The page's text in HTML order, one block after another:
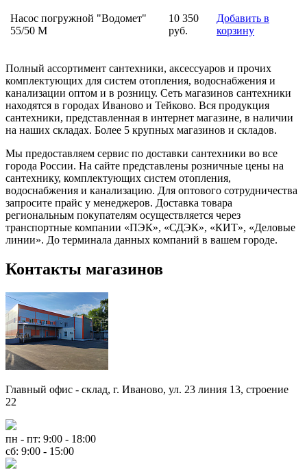
Насос погружной "Водомет"
55/50 М
10 350
руб.
Добавить в
корзину
Полный ассортимент сантехники, аксессуаров и прочих
комплектующих для систем отопления, водоснабжения и
канализации оптом и в розницу. Сеть магазинов сантехники
находятся в городах Иваново и Тейково. Вся продукция
сантехники, представленная в интернет магазине, в наличии
на наших складах. Более 5 крупных магазинов и складов.
Мы предоставляем сервис по доставки сантехники во все
города России. На сайте представлены розничные цены на
сантехнику, комплектующих систем отопления,
водоснабжения и канализацию. Для оптового сотрудничества
запросите прайс у менеджеров. Доставка товара
региональным покупателям осуществляется через
транспортные компании «ПЭК», «СДЭК», «КИТ», «Деловые
линии». До терминала данных компаний в вашем городе.
Контакты магазинов
Главный офис - склад, г. Иваново, ул. 23 линия 13, строение
22
пн - пт: 9:00 - 18:00
сб: 9:00 - 15:00